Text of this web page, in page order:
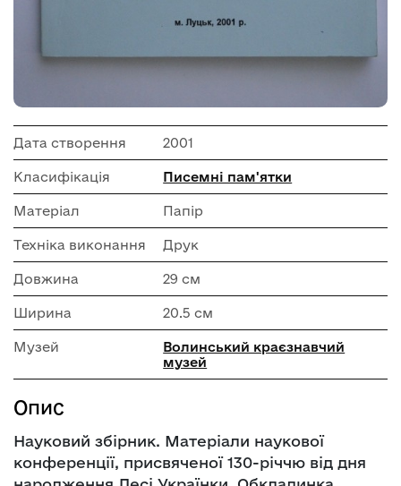
Дата створення 2001
Класифікація Писемні пам'ятки
Матеріал Папір
Техніка виконання Друк
Довжина 29 см
Ширина 20.5 см
Музей
Волинський краєзнавчий
музей
Опис
Науковий збірник. Матеріали наукової
конференції, присвяченої 130-річчю від дня